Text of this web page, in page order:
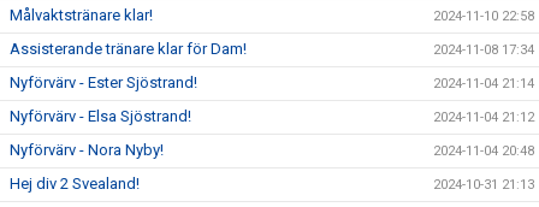
Målvaktstränare klar! 2024-11-10 22:58
Assisterande tränare klar för Dam! 2024-11-08 17:34
Nyförvärv - Ester Sjöstrand! 2024-11-04 21:14
Nyförvärv - Elsa Sjöstrand! 2024-11-04 21:12
Nyförvärv - Nora Nyby! 2024-11-04 20:48
Hej div 2 Svealand! 2024-10-31 21:13